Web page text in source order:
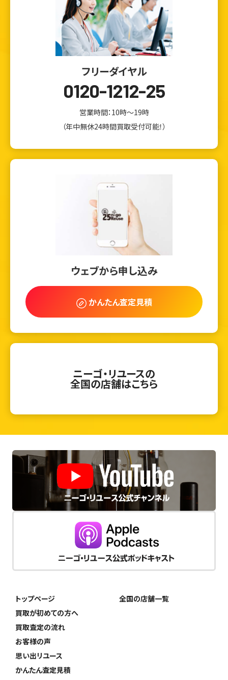
フリーダイヤル
0120-1212-25
営業時間：10時～19時
（年中無休24時間買取受付可能！）
ウェブから申し込み
かんたん査定見積
ニーゴ・リユースの
全国の店舗はこちら
トップページ
買取が初めての方へ
買取査定の流れ
お客様の声
思い出リユース
かんたん査定見積
全国の店舗一覧